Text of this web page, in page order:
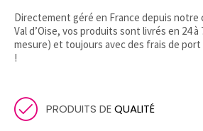
Directement géré en France depuis
Val d’Oise, vos produits sont livrés en 24
mesure) et toujours avec des frais de port
!
PRODUITS DEQUALITÉ